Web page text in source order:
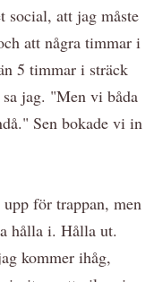
social, att jag måste
att några timmar i
5 timmar i sträck
jag. "Men vi båda
Sen bokade vi in
för trappan, men
hålla i. Hålla ut.
kommer ihåg,